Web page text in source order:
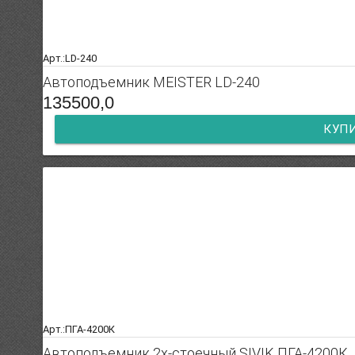
Арт.:LD-240
Автоподъемник MEISTER LD-240
135500,0
Арт.:ПГА-4200К